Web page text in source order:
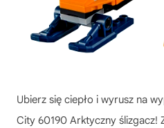
Ubierz się ciepło i wyrusz na
City 60190 Arktyczny ślizgacz!